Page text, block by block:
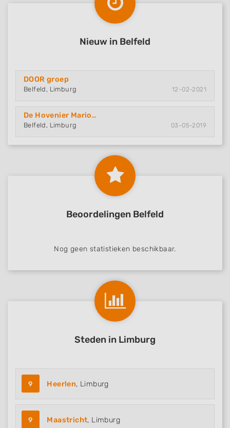
Nieuw in Belfeld
DOOR groep
Belfeld, Limburg 12-02-2021
De Hovenier Mario..
Belfeld, Limburg 03-05-2019
Beoordelingen Belfeld
Nog geen statistieken beschikbaar.
Steden in Limburg
9 Heerlen, Limburg
9 Maastricht, Limburg